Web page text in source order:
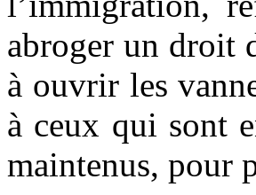
abroger un droit
à ouvrir les
à ceux qui sont
maintenus, pour